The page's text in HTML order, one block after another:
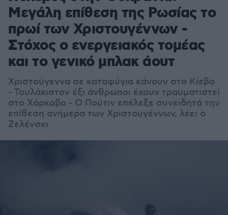
Μεγάλη επίθεση της Ρωσίας το
πρωί των Χριστουγέννων -
Στόχος ο ενεργειακός τομέας
και το γενικό μπλακ άουτ
Χριστούγεννα σε καταφύγια κάνουν στο Κίεβο
- Τουλάχιστον έξι άνθρωποι έχουν τραυματιστεί
στο Χάρκοβο - Ο Πούτιν επέλεξε συνειδητά την
επίθεση ανήμερα των Χριστουγέννων, λέει ο
Ζελένσκι